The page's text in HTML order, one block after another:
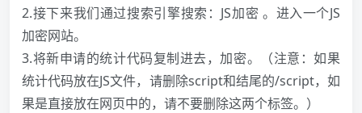
2.接下来我们通过搜索引擎搜索：JS加密 。进入一个JS
加密网站。
3.将新申请的统计代码复制进去，加密。（注意：如果
统计代码放在JS文件，请删除script和结尾的/script，如
果是直接放在网页中的，请不要删除这两个标签。）